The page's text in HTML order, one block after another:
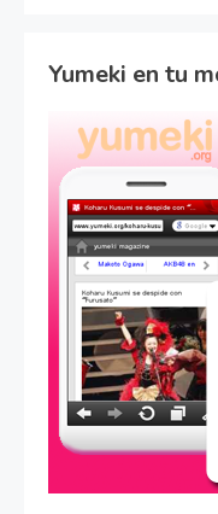
Yumeki en tu